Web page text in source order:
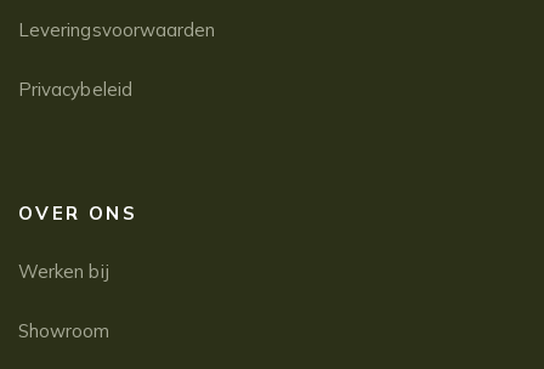
Leveringsvoorwaarden
Privacybeleid
OVER ONS
Werken bij
Showroom